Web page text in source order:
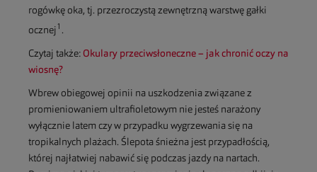
rogówkę oka, tj. przezroczystą zewnętrzną warstwę gałki
ocznej1 .
Czytaj także: Okulary przeciwsłoneczne – jak chronić oczy na
wiosnę?
Wbrew obiegowej opinii na uszkodzenia związane z
promieniowaniem ultrafioletowym nie jesteś narażony
wyłącznie latem czy w przypadku wygrzewania się na
tropikalnych plażach. Ślepota śnieżna jest przypadłością,
której najłatwiej nabawić się podczas jazdy na nartach.